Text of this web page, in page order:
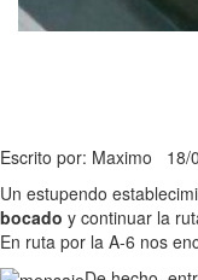
Escrito por: Maximo 18/
Un estupendo
bocado y continuar la
En ruta por la A-6 nos